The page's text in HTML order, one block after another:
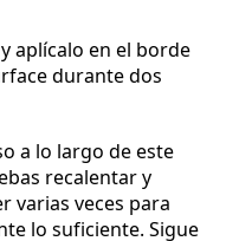
aplícalo en el borde
durante dos
a lo largo de este
recalentar y
varias veces para
lo suficiente. Sigue